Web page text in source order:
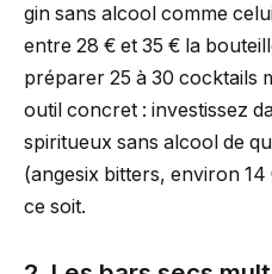
gin sans alcool comme
entre 28 € et 35 € la
préparer 25 à 30 cocktails
outil concret : investissez
spiritueux sans alcool de
(angesix bitters, environ
ce soit.